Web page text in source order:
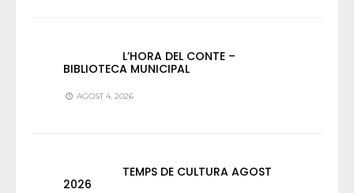
L’HORA DEL CONTE –
BIBLIOTECA MUNICIPAL
AGOST 4, 2026
TEMPS DE CULTURA AGOST
2026